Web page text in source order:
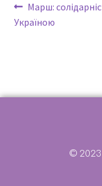
Марш:
Україною
©